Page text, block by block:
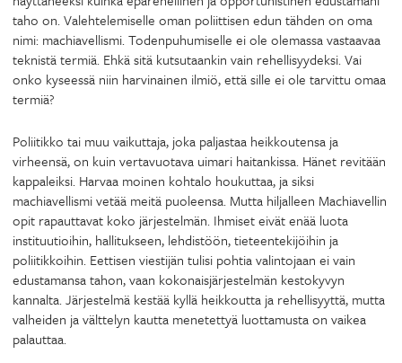
taho on. Valehtelemiselle oman poliittisen edun tähden on oma
nimi: machiavellismi. Todenpuhumiselle ei ole olemassa vastaavaa
teknistä termiä. Ehkä sitä kutsutaankin vain rehellisyydeksi. Vai
onko kyseessä niin harvinainen ilmiö, että sille ei ole tarvittu omaa
termiä?
Poliitikko tai muu vaikuttaja, joka paljastaa heikkoutensa ja
virheensä, on kuin vertavuotava uimari haitankissa. Hänet revitään
kappaleiksi. Harvaa moinen kohtalo houkuttaa, ja siksi
machiavellismi vetää meitä puoleensa. Mutta hiljalleen Machiavellin
opit rapauttavat koko järjestelmän. Ihmiset eivät enää luota
instituutioihin, hallitukseen, lehdistöön, tieteentekijöihin ja
poliitikkoihin. Eettisen viestijän tulisi pohtia valintojaan ei vain
edustamansa tahon, vaan kokonaisjärjestelmän kestokyvyn
kannalta. Järjestelmä kestää kyllä heikkoutta ja rehellisyyttä, mutta
valheiden ja välttelyn kautta menetettyä luottamusta on vaikea
palauttaa.